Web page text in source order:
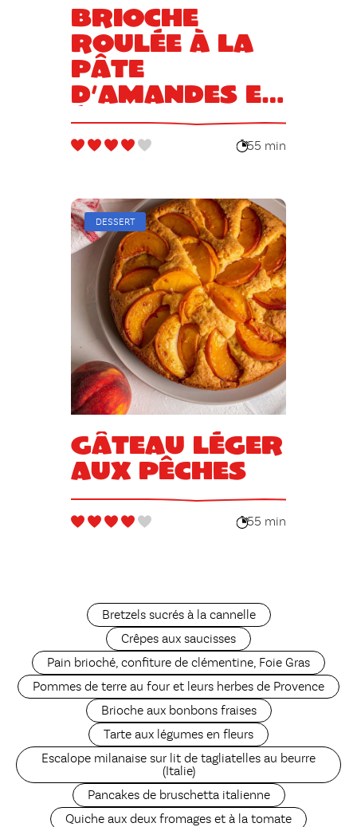
Brioche
roulée à la
pâte
d’amandes et
épices
55 min
DESSERT
Gâteau léger
aux pêches
55 min
Bretzels sucrés à la cannelle
Crêpes aux saucisses
Pain brioché, confiture de clémentine, Foie Gras
Pommes de terre au four et leurs herbes de Provence
Brioche aux bonbons fraises
Tarte aux légumes en fleurs
Escalope milanaise sur lit de tagliatelles au beurre
(Italie)
Pancakes de bruschetta italienne
Quiche aux deux fromages et à la tomate